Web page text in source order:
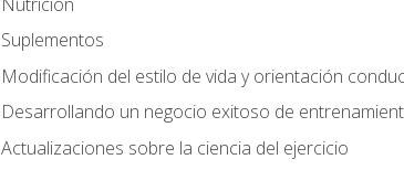
Suplementos
Modificación del estilo de vida y orientación
Desarrollando un negocio exitoso de
Actualizaciones sobre la ciencia del ejercicio